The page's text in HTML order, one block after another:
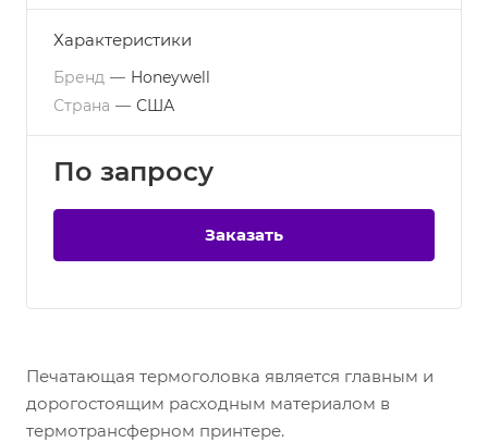
Характеристики
Бренд — Honeywell
Страна — США
По запросу
Заказать
Печатающая термоголовка является главным и
дорогостоящим расходным материалом в
термотрансферном принтере.